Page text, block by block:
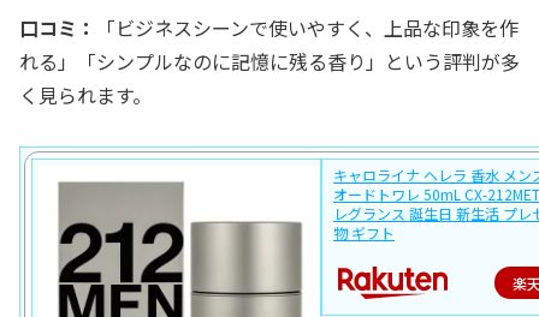
口コミ：
「ビジネスシーンで使いやすく、上品な印象を作
れる」「シンプルなのに記憶に残る香り」という評判が多
く見られます。
キャロライナ ヘレラ 香水 メン
オードトワレ 50mL CX-
レグランス 誕生日 新生活 プレ
物 ギフト
楽